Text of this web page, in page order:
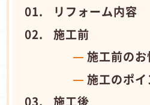
リフォーム内容
施工前
施工前の
施工のポ
施工後